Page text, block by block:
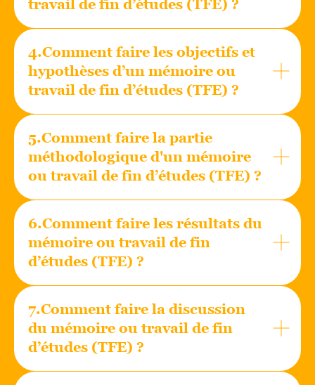
travail de fin d’études (TFE) ?
4.Comment faire les objectifs et
hypothèses d’un mémoire ou
travail de fin d’études (TFE) ?
5.Comment faire la partie
méthodologique d'un mémoire
ou travail de fin d’études (TFE) ?
6.Comment faire les résultats du
mémoire ou travail de fin
d’études (TFE) ?
7.Comment faire la discussion
du mémoire ou travail de fin
d’études (TFE) ?